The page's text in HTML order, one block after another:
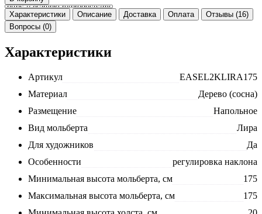
Характеристики Описание Доставка Оплата
Отзывы (16)
Вопросы (0)
Характеристики
Артикул
EASEL2KLIRA175
Материал
Дерево (сосна)
Размещение
Напольное
Вид мольберта
Лира
Для художников
Да
Особенности
регулировка наклона
Минимальная высота мольберта, см
175
Максимальная высота мольберта, см
175